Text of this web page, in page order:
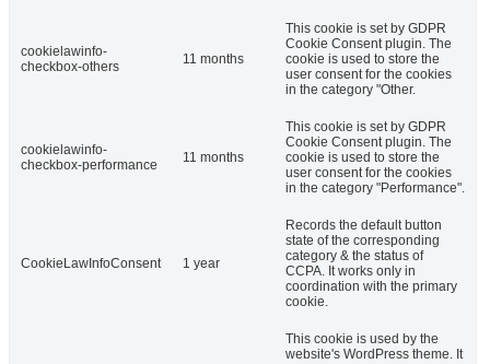
cookielawinfo-
checkbox-others
11 months
This cookie is set by GDPR
Cookie Consent plugin. The
cookie is used to store the
user consent for the cookies
in the category "Other.
cookielawinfo-
checkbox-performance
11 months
This cookie is set by GDPR
Cookie Consent plugin. The
cookie is used to store the
user consent for the cookies
in the category "Performance".
CookieLawInfoConsent 1 year
Records the default button
state of the corresponding
category & the status of
CCPA. It works only in
coordination with the primary
cookie.
This cookie is used by the
website's WordPress theme. It